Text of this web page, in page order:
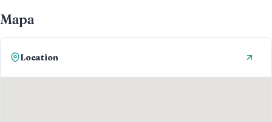
Mapa
Location